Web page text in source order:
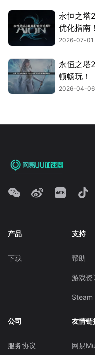
永恒之塔
优化指南！
2026-07-01
永恒之塔
顿畅玩！
2026-04-06
产品
下载
支持
帮助
游戏资
Steam
公司
服务协议
友情链
网易